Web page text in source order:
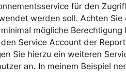
für den
werden soll. Achten
mögliche
Service Account der
Sie hierzu ein weiteren
an. In meinem Beispiel